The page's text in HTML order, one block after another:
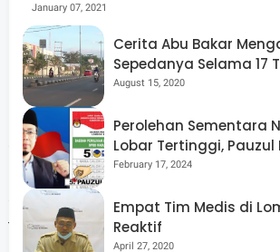
Frederic juga meminta agar tidak ada
pihak terdekat sang mantan istri yang
memberikan pandangan negatif
anak. Ia telah berkomunikasi dengan
Kanada di Jakarta, yang sangat
agar proses persidangan dan
tanpa tekanan.
January 07, 2021
Cerita Abu Bakar
Sepedanya Selama 17
Menggelorakan
August 15, 2020
Perolehan Sementara
Lobar Tertinggi, Pauzul
Berpeluang “Rebut”
February 17, 2024
Empat Tim Medis di
Reaktif
April 27, 2020